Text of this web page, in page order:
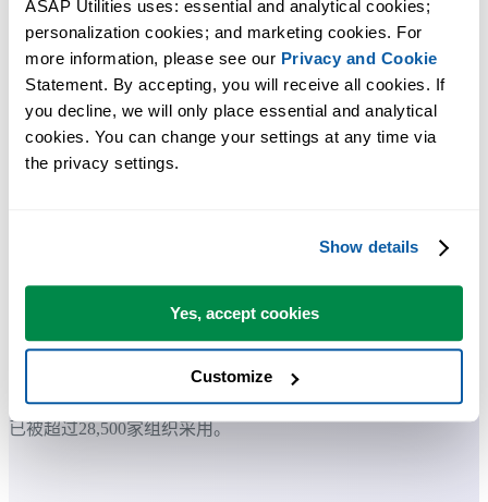
ASAP Utilities uses: essential and analytical cookies;
personalization cookies; and marketing cookies. For
more information, please see our Privacy and Cookie
Statement. By accepting, you will receive all cookies. If
you decline, we will only place essential and analytical
cookies. You can change your settings at any time via
the privacy settings.
Show details
Yes, accept cookies
Customize
许多 Excel 用户希望 Excel 内置的实用工具
节省 Excel 工作时间，简单高效。
ASAP Utilities 帮助您节省时间，并实现 Excel 本身无法完成的
大多数用户都会先从几个工具开始。 很多用户后来都会每天使
用 ASAP Utilities。
已被超过28,500家组织采用。